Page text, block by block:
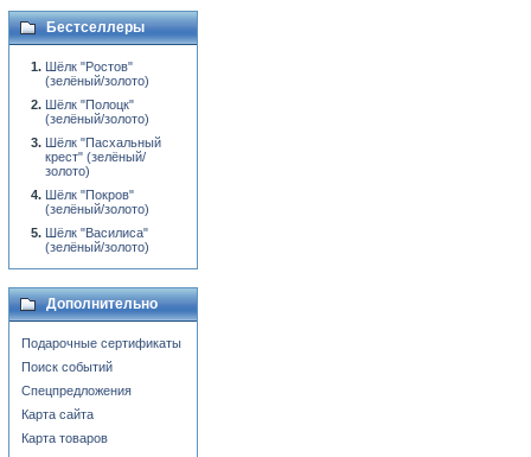
Бестселлеры
Шёлк "Ростов"
(зелёный/золото)
Шёлк "Полоцк"
(зелёный/золото)
Шёлк "Пасхальный
крест" (зелёный/
золото)
Шёлк "Покров"
(зелёный/золото)
Шёлк "Василиса"
(зелёный/золото)
Дополнительно
Подарочные сертификаты
Поиск событий
Спецпредложения
Карта сайта
Карта товаров